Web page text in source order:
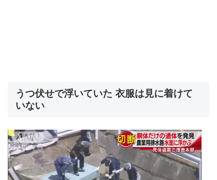
うつ伏せで浮いていた 衣服は見に着けて
いない